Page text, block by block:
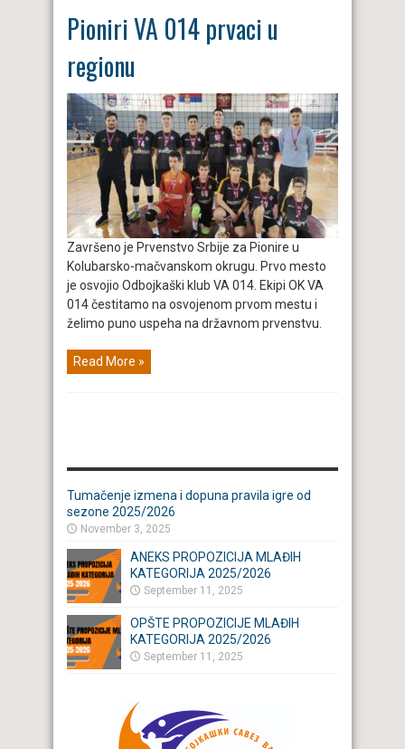
Pioniri VA 014 prvaci u
regionu
Završeno je Prvenstvo Srbije za Pionire u
Kolubarsko-mačvanskom okrugu. Prvo mesto
je osvojio Odbojkaški klub VA 014. Ekipi OK VA
014 čestitamo na osvojenom prvom mestu i
želimo puno uspeha na državnom prvenstvu.
Read More »
Tumačenje izmena i dopuna pravila igre od
sezone 2025/2026
November 3, 2025
ANEKS PROPOZICIJA MLAĐIH
KATEGORIJA 2025/2026
September 11, 2025
OPŠTE PROPOZICIJE MLAĐIH
KATEGORIJA 2025/2026
September 11, 2025